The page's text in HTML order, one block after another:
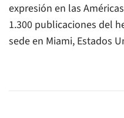
expresión en las
1.300 publicaciones del
sede en Miami, Estados